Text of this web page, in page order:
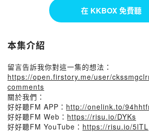
在 KKBOX 免費聽
本集介紹
留言告訴我你對這一集的想法：
https://open.firstory.me/user/
comments
關於我們：
好好聽FM APP： http://onelink.to/
好好聽FM Web： https://risu.io/DYKs
好好聽FM YouTube： https://risu.io/5lTL